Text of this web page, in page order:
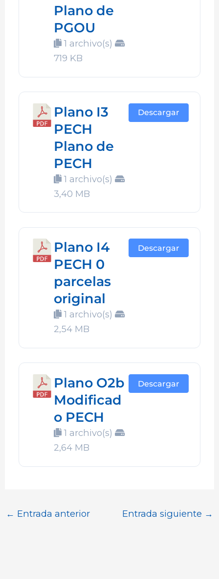
Plano de
PGOU
1 archivo(s)
719 KB
Plano I3
PECH
Plano de
PECH
1 archivo(s)
3,40 MB
Descargar
Plano I4
PECH 0
parcelas
original
1 archivo(s)
2,54 MB
Descargar
Plano O2b
Modificad
o PECH
1 archivo(s)
2,64 MB
Descargar
← Entrada anterior Entrada siguiente →